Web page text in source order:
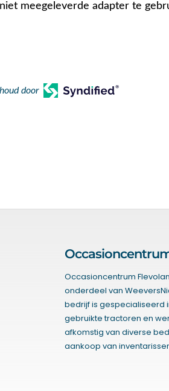
meegeleverde adapter te
door
Occasioncentrum
onderdeel van
bedrijf is gespecialiseerd
gebruikte tractoren en
afkomstig van diverse
aankoop van